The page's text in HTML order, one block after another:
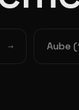
Aube